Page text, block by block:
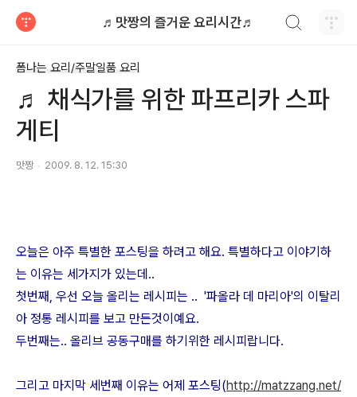
♬맛짱의 즐거운 요리시간♬
폼나는 요리/주말일품 요리
♬ 채식가를 위한 파프리카 스파
게티
맛짱 2009. 8. 12. 15:30
오늘은 아주 특별한 포스팅을 하려고 해요. 특별하다고 이야기하
는 이유는 세가지가 있는데..
첫번째, 우선 오늘 올리는 레시피는 .. '파올라 데 마리아'의 이탈리
아 정통 레시피를 보고 만든것이예요.
두번째는.. 올리브 공동구매를 하기위한 레시피랍니다.
그리고 마지막 세번째 이유는 어제 포스팅(http://matzzang.net/